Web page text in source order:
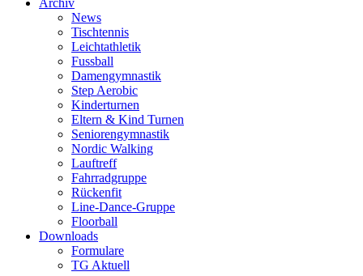
Archiv
News
Tischtennis
Leichtathletik
Fussball
Damengymnastik
Step Aerobic
Kinderturnen
Eltern & Kind Turnen
Seniorengymnastik
Nordic Walking
Lauftreff
Fahrradgruppe
Rückenfit
Line-Dance-Gruppe
Floorball
Downloads
Formulare
TG Aktuell